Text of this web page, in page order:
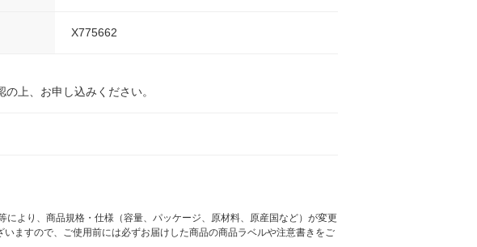
X775662
上、お申し込みください。
より、商品規格・仕様（容量、パッケージ、原材料、原産国など）が変更
ますので、ご使用前には必ずお届けした商品の商品ラベルや注意書きをご